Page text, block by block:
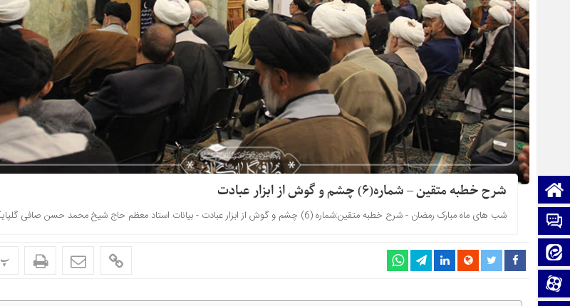
صفحه نخست
تماس با ما
شرح خطبه متقین – شماره(6) چشم و گوش از ابزار عبادت
شب های ماه مبارک رمضان - شرح خطبه متقین:شماره (6) چشم و گوش از ابزار عبادت - بیانات استاد معظم حاج شیخ محمد حسن صافی گلپایگانی
پ